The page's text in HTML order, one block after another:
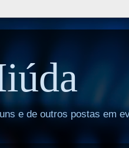
e de outros postas em